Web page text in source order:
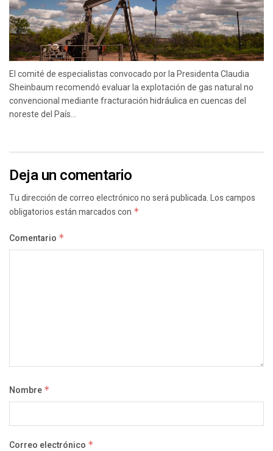
El comité de especialistas convocado por la Presidenta Claudia
Sheinbaum recomendó evaluar la explotación de gas natural no
convencional mediante fracturación hidráulica en cuencas del
noreste del País...
Deja un comentario
Tu dirección de correo electrónico no será publicada.Los campos
obligatorios están marcados con *
Comentario *
Nombre *
Correo electrónico *